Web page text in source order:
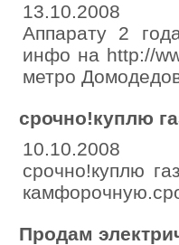
13.10.2008
Аппарату 2
инфо на http://
метро
срочно!куплю
10.10.2008
срочно!куплю
Продам